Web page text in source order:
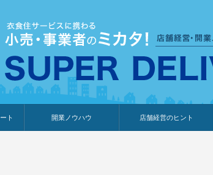
ト 開業ノウハウ 店舗経営のヒント